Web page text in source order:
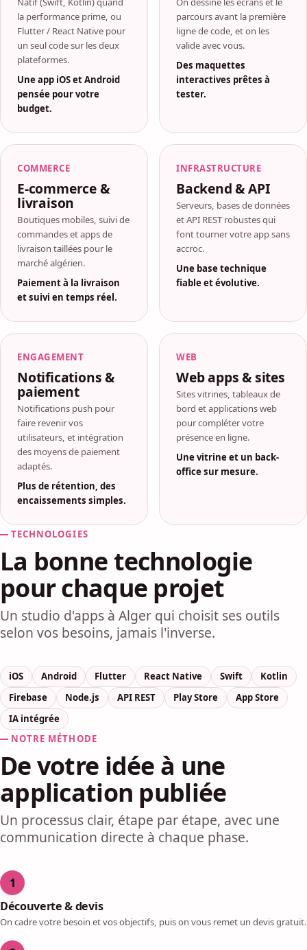
la performance prime, ou
Flutter / React Native pour
un seul code sur les deux
plateformes.
Une app iOS et Android
pensée pour votre
budget.
parcours avant la première
ligne de code, et on les
valide avec vous.
Des maquettes
interactives prêtes à
tester.
COMMERCE
E-commerce &
livraison
Boutiques mobiles, suivi de
commandes et apps de
livraison taillées pour le
marché algérien.
Paiement à la livraison
et suivi en temps réel.
INFRASTRUCTURE
Backend & API
Serveurs, bases de données
et API REST robustes qui
font tourner votre app sans
accroc.
Une base technique
fiable et évolutive.
ENGAGEMENT
Notifications &
paiement
Notifications push pour
faire revenir vos
utilisateurs, et intégration
des moyens de paiement
adaptés.
Plus de rétention, des
encaissements simples.
WEB
Web apps & sites
Sites vitrines, tableaux de
bord et applications web
pour compléter votre
présence en ligne.
Une vitrine et un back-
office sur mesure.
TECHNOLOGIES
La bonne technologie
pour chaque projet
Un studio d'apps à Alger qui choisit ses outils
selon vos besoins, jamais l'inverse.
iOS Android Flutter React Native Swift
Kotlin
Firebase
Node.js API REST Play Store
App Store
IA intégrée
NOTRE MÉTHODE
De votre idée à une
application publiée
Un processus clair, étape par étape, avec une
communication directe à chaque phase.
1
Découverte & devis
On cadre votre besoin et vos objectifs, puis on vous remet un devis gratuit.